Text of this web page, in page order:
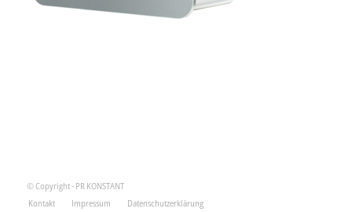
© Copyright - PR KONSTANT
Kontakt
Impressum Datenschutzerklärung